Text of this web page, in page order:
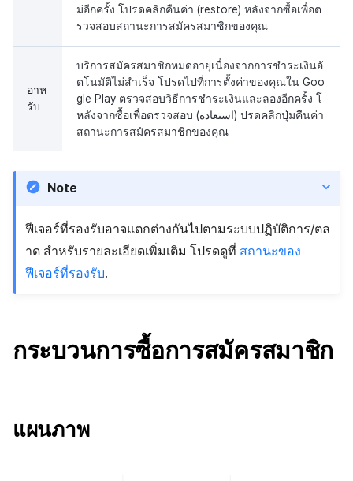
ม่อีกครั้ง โปรดคลิกคืนค่า (restore) หลังจากซื้อเพื่อต
รวจสอบสถานะการสมัครสมาชิกของคุณ
อาห
รับ
บริการสมัครสมาชิกหมดอายุเนื่องจากการชำระเงินอั
ตโนมัติไม่สำเร็จ โปรดไปที่การตั้งค่าของคุณใน Goo
gle Play ตรวจสอบวิธีการชำระเงินและลองอีกครั้ง โ
ปรดคลิกปุ่มคืนค่า (استعادة) หลังจากซื้อเพื่อตรวจสอบ
สถานะการสมัครสมาชิกของคุณ
Note
ฟีเจอร์ที่รองรับอาจแตกต่างกันไปตามระบบปฏิบัติการ/ตล
าด สำหรับรายละเอียดเพิ่มเติม โปรดดูที่ สถานะของ
ฟีเจอร์ที่รองรับ.
กระบวนการซื้อการสมัครสมาชิก
แผนภาพ